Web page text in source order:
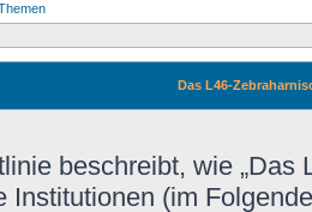
Das L46-
beschreibt, wie „Das
Institutionen (im